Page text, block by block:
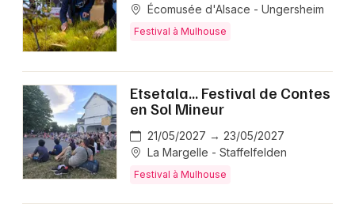
Écomusée d'Alsace - Ungersheim
Festival à Mulhouse
Etsetala... Festival de Contes
en Sol Mineur
21/05/2027 → 23/05/2027
La Margelle - Staffelfelden
Festival à Mulhouse